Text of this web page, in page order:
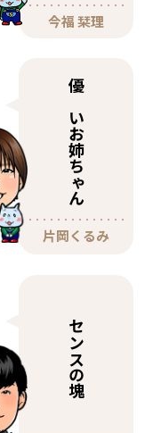
今福 栞理
優しいお姉ちゃん
片岡くるみ
センスの塊